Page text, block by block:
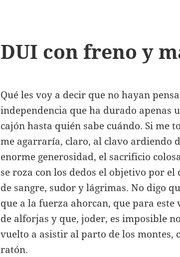
DUI con freno y
Qué les voy a decir que no hayan
independencia que ha durado apenas
cajón hasta quién sabe cuándo. Si me
me agarraría, claro, al clavo ardiendo
enorme generosidad, el sacrificio
se roza con los dedos el objetivo por
de sangre, sudor y lágrimas. No digo
que a la fuerza ahorcan, que para
de alforjas y que, joder, es imposible
vuelto a asistir al parto de los
ratón.